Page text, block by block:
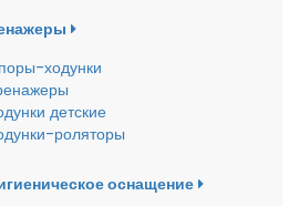
ходунки
детские
роляторы
оснащение